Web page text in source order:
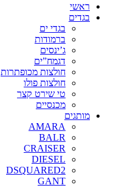
ראשי
בגדים
בגדי ים
ברמודות
ג’ינסים
דגמח”ים
חולצות מכופתרות
חולצות פולו
טי שירט קצר
מכנסיים
מותגים
AMARA
BALR
CRAISER
DIESEL
DSQUARED2
GANT